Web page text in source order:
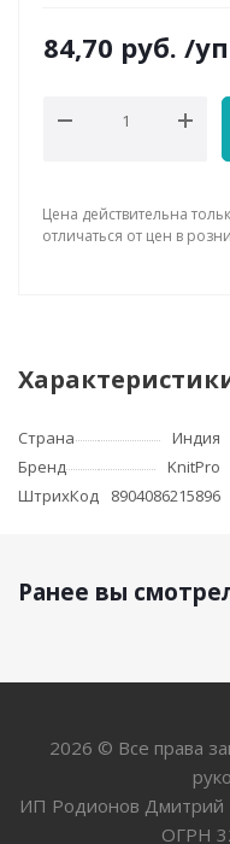
84,70 руб. /уп
Цена действительна
отличаться от цен в
Страна
Индия
Бренд
KnitPro
ШтрихКод
8904086215896
Ранее вы
2026 © Все права
ИП Родионов Дмитрий
ОГРН